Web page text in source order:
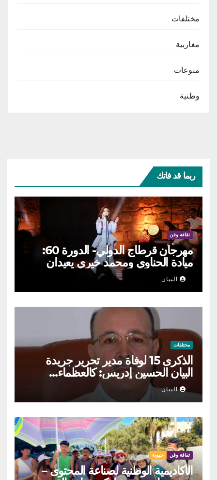
مختلفات
مغاربية
منوعات
وطنية
ربما قد فاتك
ثقافة وفن
مهرجان قرطاج الدولي- الدورة 60:
ميادة الحناوي ومحمد خيري يعيدان
الطرب السوري إلى ركح قرطاج
البيان
مختلفات
الذكرى 15 لوفاة مدير تحرير جريدة
البيان الحسين إدريس: كالعظماء…
عاش شامخا ورحل واقفا
البيان
ثقافة وفن جهوية
الأكاديمية الوطنية لصناعة المحتوى –